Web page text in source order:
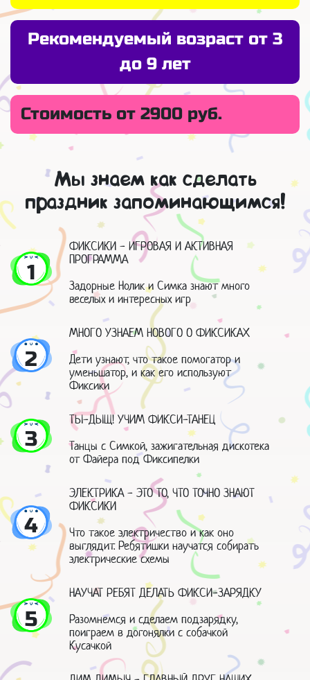
Рекомендуемый возраст от 3
до 9 лет
Стоимость от 2900 руб.
Мы знаем как сделать
праздник запоминающимся!
1
ФИКСИКИ - ИГРОВАЯ И АКТИВНАЯ
ПРОГРАММА
Задорные Нолик и Симка знают много
веселых и интересных игр
2
МНОГО УЗНАЕМ НОВОГО О ФИКСИКАХ
Дети узнают, что такое помогатор и
уменьшатор, и как его используют
Фиксики
3
ТЫ-ДЫЩ! УЧИМ ФИКСИ-ТАНЕЦ
Танцы с Симкой, зажигательная дискотека
от Файера под Фиксипелки
4
ЭЛЕКТРИКА - ЭТО ТО, ЧТО ТОЧНО ЗНАЮТ
ФИКСИКИ
Что такое электричество и как оно
выглядит. Ребятишки научатся собирать
электрические схемы
5
НАУЧАТ РЕБЯТ ДЕЛАТЬ ФИКСИ-ЗАРЯДКУ
Разомнемся и сделаем подзарядку,
поиграем в догонялки с собачкой
Кусачкой